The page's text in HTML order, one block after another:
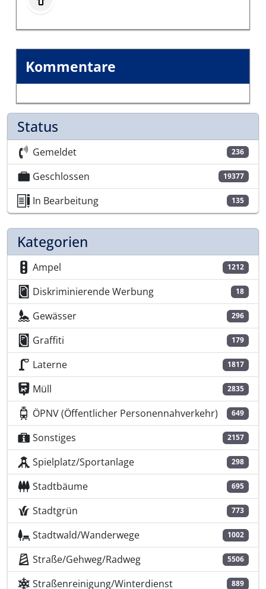
Kommentare
Status
Gemeldet 236
Geschlossen 19377
In Bearbeitung 135
Kategorien
Ampel 1212
Diskriminierende Werbung 18
Gewässer 296
Graffiti 179
Laterne 1817
Müll 2835
ÖPNV (Öffentlicher Personennahverkehr) 649
Sonstiges 2157
Spielplatz/Sportanlage 298
Stadtbäume 695
Stadtgrün 773
Stadtwald/Wanderwege 1002
Straße/Gehweg/Radweg 5506
Straßenreinigung/Winterdienst 889